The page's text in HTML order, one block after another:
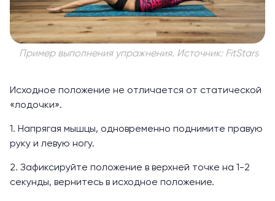
Пример выполнения упражнения. Источник: FitStars
Исходное положение не отличается от статической
«лодочки».
1. Напрягая мышцы, одновременно поднимите правую
руку и левую ногу.
2. Зафиксируйте положение в верхней точке на 1-2
секунды, вернитесь в исходное положение.